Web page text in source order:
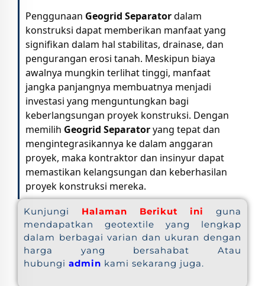
Penggunaan Geogrid Separatordalam
konstruksi dapat memberikan manfaat yang
signifikan dalam hal stabilitas, drainase, dan
pengurangan erosi tanah. Meskipun biaya
awalnya mungkin terlihat tinggi, manfaat
jangka panjangnya membuatnya menjadi
investasi yang menguntungkan bagi
keberlangsungan proyek konstruksi. Dengan
memilih Geogrid Separatoryang tepat dan
mengintegrasikannya ke dalam anggaran
proyek, maka kontraktor dan insinyur dapat
memastikan kelangsungan dan keberhasilan
proyek konstruksi mereka.
Kunjungi Halaman Berikut ini
guna
mendapatkan geotextile yang lengkap
dalam berbagai varian dan ukuran dengan
harga yang bersahabat Atau
hubungi admin kami sekarang juga.